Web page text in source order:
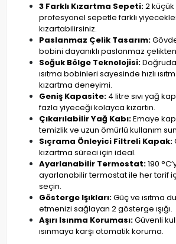
3 Farklı Kızartma Sepeti:2 küçük
profesyonel sepetle farklı
kızartabilirsiniz.
Paslanmaz Çelik Tasarım:
bobini dayanıklı paslanmaz
Soğuk Bölge Teknolojisi:
ısıtma bobinleri sayesinde hızlı
kızartma deneyimi.
Geniş Kapasite: 4 litre sıvı yağ
fazla yiyeceği kolayca kızartın.
Çıkarılabilir Yağ Kabı:Emaye
temizlik ve uzun ömürlü kullanım
Sıçrama Önleyici Filtreli Kapak:
kızartma süreci için ideal.
Ayarlanabilir Termostat:190
ayarlanabilir termostat ile her tarif
seçin.
Gösterge Işıkları:Güç ve ısıtma
etmenizi sağlayan 2 gösterge ışığı.
Aşırı Isınma Koruması:Güvenli
ısınmaya karşı otomatik koruma.